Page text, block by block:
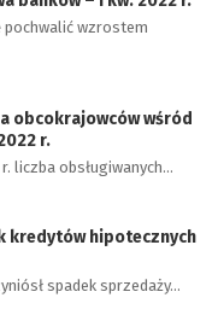
pochwalić wzrostem
obcokrajowców wśród
r.
liczba obsługiwanych…
kredytów hipotecznych
spadek sprzedaży…